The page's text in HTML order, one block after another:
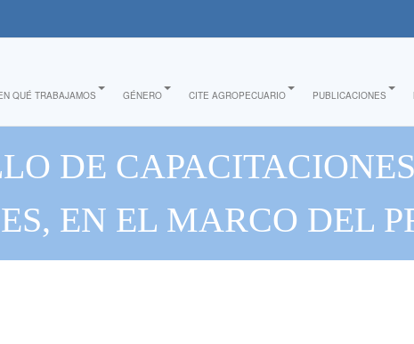
QUÉ TRABAJAMOS GÉNERO CITE AGROPECUARIO PUBLICACIONES
DE
EN EL MARCO DEL
PARA EL